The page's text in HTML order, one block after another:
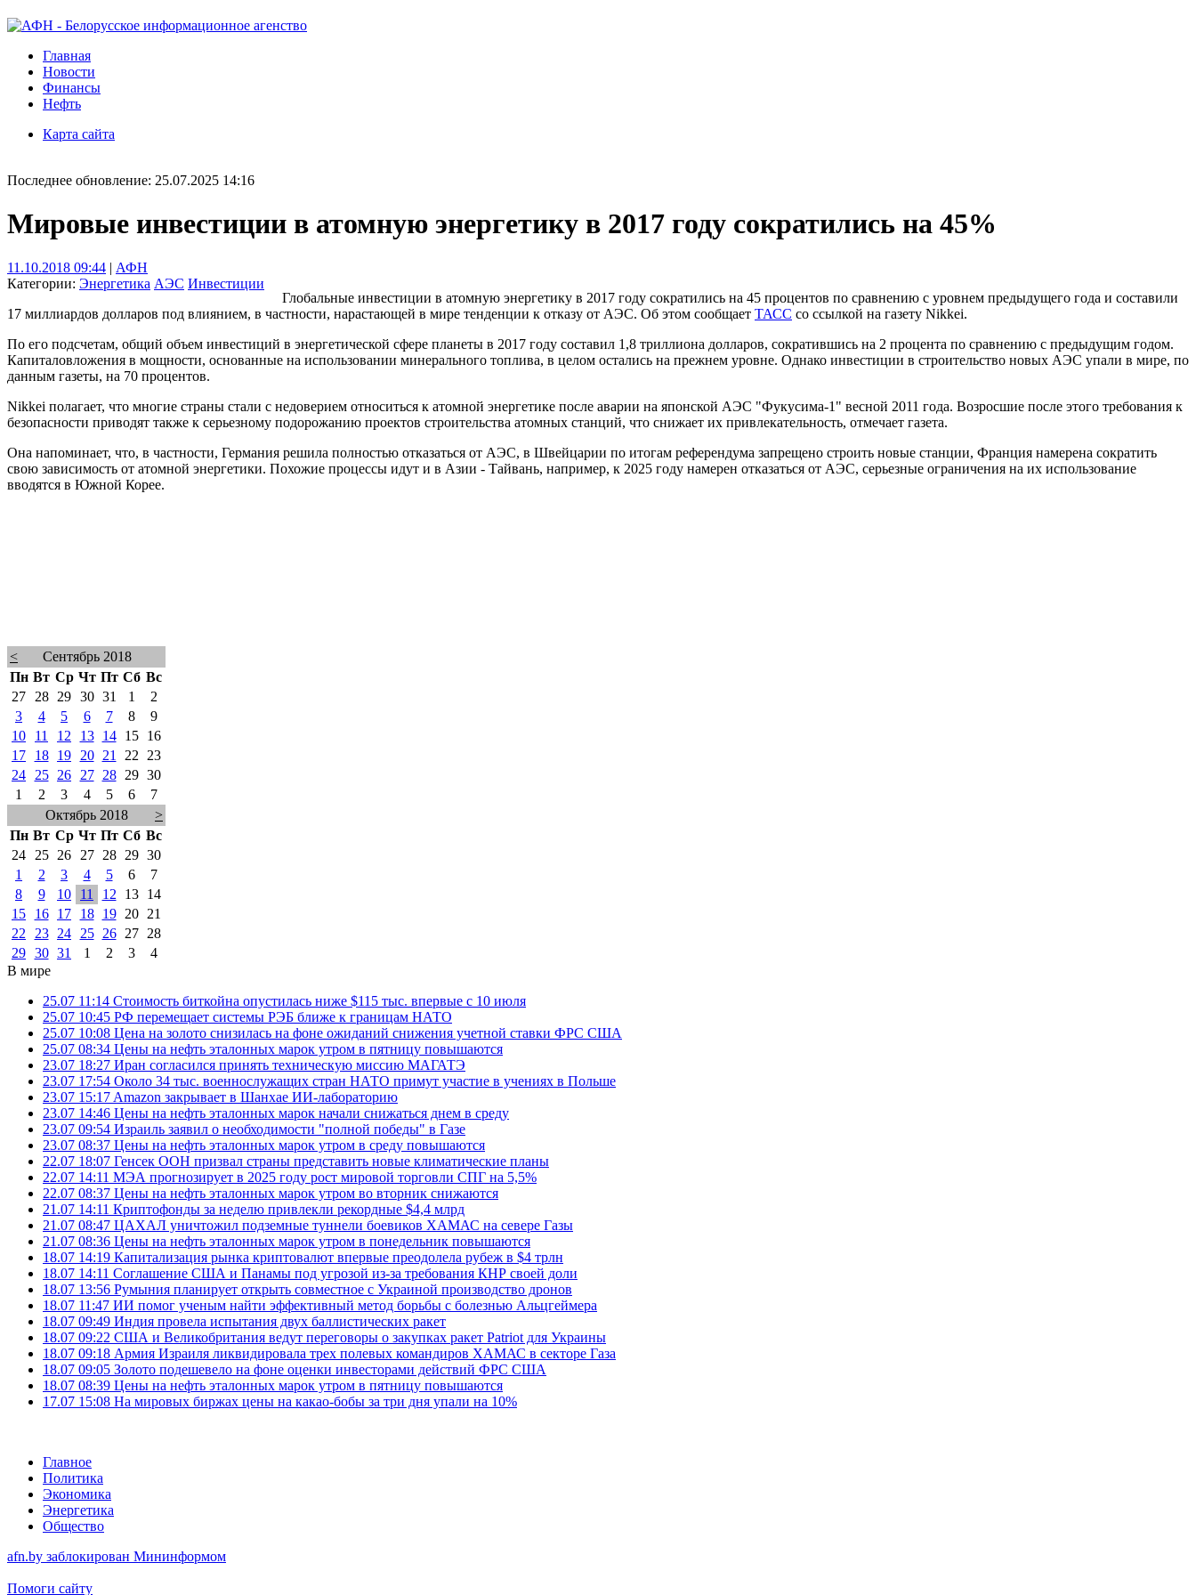
Главная
Новости
Финансы
Нефть
Карта сайта
Последнее обновление: 25.07.2025 14:16
Мировые инвестиции в атомную энергетику в 2017 году сократились на 45%
11.10.2018 09:44 | АФН
Категории: Энергетика АЭС Инвестиции
Глобальные инвестиции в атомную энергетику в 2017 году сократились на 45 процентов по сравнению с уровнем предыдущего года и составили
17 миллиардов долларов под влиянием, в частности, нарастающей в мире тенденции к отказу от АЭС. Об этом сообщает ТАСС со ссылкой на газету Nikkei.
По его подсчетам, общий объем инвестиций в энергетической сфере планеты в 2017 году составил 1,8 триллиона долларов, сократившись на 2 процента по сравнению с предыдущим годом.
Капиталовложения в мощности, основанные на использовании минерального топлива, в целом остались на прежнем уровне. Однако инвестиции в строительство новых АЭС упали в мире, по
данным газеты, на 70 процентов.
Nikkei полагает, что многие страны стали с недоверием относиться к атомной энергетике после аварии на японской АЭС "Фукусима-1" весной 2011 года. Возросшие после этого требования к
безопасности приводят также к серьезному подорожанию проектов строительства атомных станций, что снижает их привлекательность, отмечает газета.
Она напоминает, что, в частности, Германия решила полностью отказаться от АЭС, в Швейцарии по итогам референдума запрещено строить новые станции, Франция намерена сократить
свою зависимость от атомной энергетики. Похожие процессы идут и в Азии - Тайвань, например, к 2025 году намерен отказаться от АЭС, серьезные ограничения на их использование
вводятся в Южной Корее.
<
Сентябрь 2018
Пн Вт Ср Чт Пт Сб Вс
27
28 29 30 31 1
2
3
4 5 6 7 8
9
10
11 12 13 14 15
16
17
18 19 20 21 22
23
24
25 26 27 28 29 30
1
2 3 4 5 6
7
Октябрь 2018
>
Пн Вт Ср Чт Пт Сб Вс
24
25 26 27 28 29 30
1
2 3 4 5 6
7
8
9 10 11 12 13
14
15
16 17 18 19 20
21
22
23 24 25 26 27
28
29 30 31 1 2 3
4
В мире
25.07 11:14 Стоимость биткойна опустилась ниже $115 тыс. впервые с 10 июля
25.07 10:45 РФ перемещает системы РЭБ ближе к границам НАТО
25.07 10:08 Цена на золото снизилась на фоне ожиданий снижения учетной ставки ФРС США
25.07 08:34 Цены на нефть эталонных марок утром в пятницу повышаются
23.07 18:27 Иран согласился принять техническую миссию МАГАТЭ
23.07 17:54 Около 34 тыс. военнослужащих стран НАТО примут участие в учениях в Польше
23.07 15:17 Amazon закрывает в Шанхае ИИ-лабораторию
23.07 14:46 Цены на нефть эталонных марок начали снижаться днем в среду
23.07 09:54 Израиль заявил о необходимости "полной победы" в Газе
23.07 08:37 Цены на нефть эталонных марок утром в среду повышаются
22.07 18:07 Генсек ООН призвал страны представить новые климатические планы
22.07 14:11 МЭА прогнозирует в 2025 году рост мировой торговли СПГ на 5,5%
22.07 08:37 Цены на нефть эталонных марок утром во вторник снижаются
21.07 14:11 Криптофонды за неделю привлекли рекордные $4,4 млрд
21.07 08:47 ЦАХАЛ уничтожил подземные туннели боевиков ХАМАС на севере Газы
21.07 08:36 Цены на нефть эталонных марок утром в понедельник повышаются
18.07 14:19 Капитализация рынка криптовалют впервые преодолела рубеж в $4 трлн
18.07 14:11 Соглашение США и Панамы под угрозой из-за требования КНР своей доли
18.07 13:56 Румыния планирует открыть совместное с Украиной производство дронов
18.07 11:47 ИИ помог ученым найти эффективный метод борьбы с болезнью Альцгеймера
18.07 09:49 Индия провела испытания двух баллистических ракет
18.07 09:22 США и Великобритания ведут переговоры о закупках ракет Patriot для Украины
18.07 09:18 Армия Израиля ликвидировала трех полевых командиров ХАМАС в секторе Газа
18.07 09:05 Золото подешевело на фоне оценки инвесторами действий ФРС США
18.07 08:39 Цены на нефть эталонных марок утром в пятницу повышаются
17.07 15:08 На мировых биржах цены на какао-бобы за три дня упали на 10%
Главное
Политика
Экономика
Энергетика
Общество
afn.by заблокирован Мининформом
Помоги сайту